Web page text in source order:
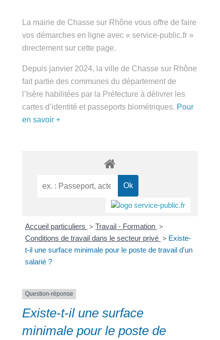
La mairie de Chasse sur Rhône vous offre de
faire vos démarches en ligne avec « service-
public.fr » directement sur cette page.
Depuis janvier 2024, la ville de Chasse sur Rhône
fait partie des communes du département de
l’Isère habilitées par la Préfecture à délivrer les
cartes d’identité et passeports biométriques.Pour
en savoir +
Accueil particuliers > Travail - Formation >
Conditions de travail dans le secteur privé > Existe-t-
il une surface minimale pour le poste de travail d'un
salarié ?
Question-réponse
Existe-t-il une surface
minimale pour le poste de